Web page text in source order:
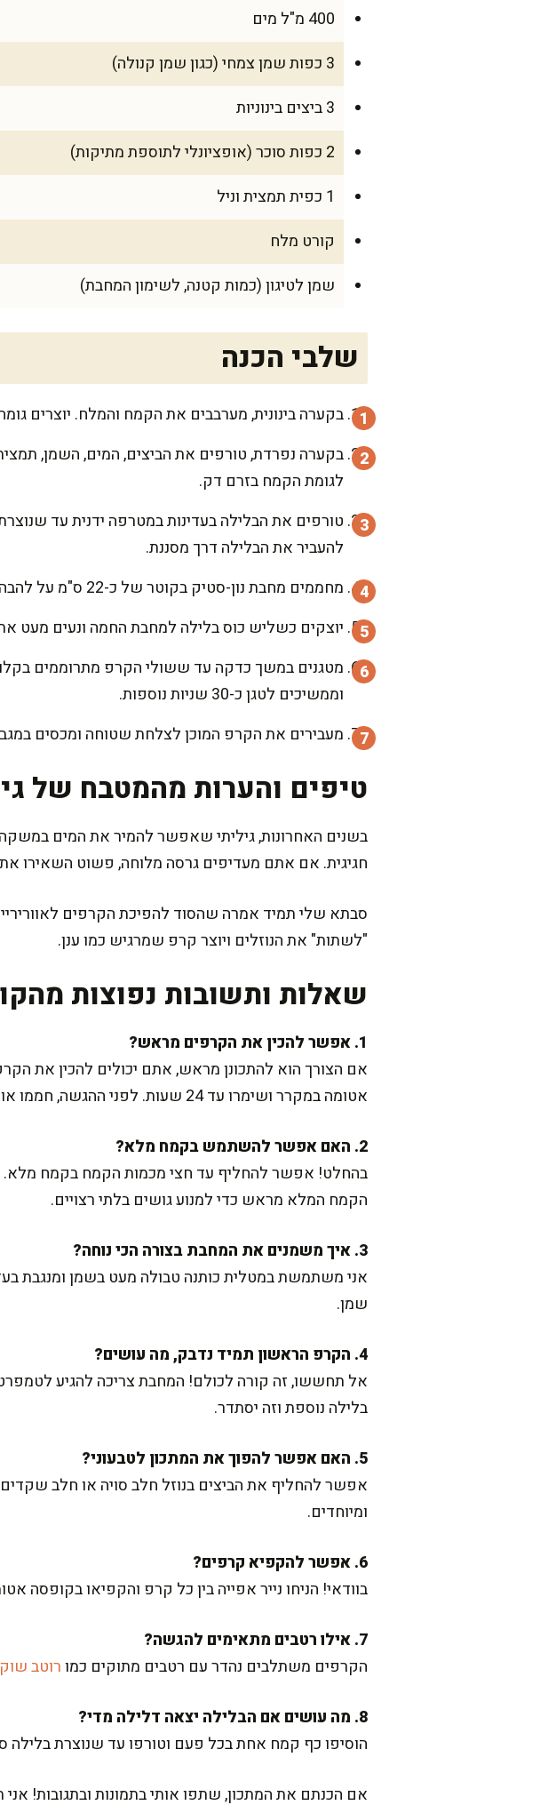
400 מ"ל מים
3 כפות שמן צמחי (כגון שמן קנולה)
3 ביצים בינוניות
2 כפות סוכר (אופציונלי לתוספת מתיקות)
1 כפית תמצית וניל
קורט מלח
שמן לטיגון (כמות קטנה, לשימון המחבת)
שלבי הכנה
בקערה בינונית, מערבבים את הקמח והמלח. יוצרים
בקערה נפרדת, טורפים את הביצים, המים, השמן,
לגומת הקמח בזרם דק.
טורפים את הבלילה בעדינות במטרפה ידנית עד
להעביר את הבלילה דרך מסננת.
מחממים מחבת נון-סטיק בקוטר של כ-22 ס"מ על להבה בינונית. משמנים אותה במעט שמן בעזרת מברשת או מטלית כותנה.
יוצקים כשליש כוס בלילה למחבת החמה ונעים מעט
מטגנים במשך כדקה עד ששולי הקרפ מתרוממים
וממשיכים לטגן כ-30 שניות נוספות.
מעבירים את הקרפ המוכן לצלחת שטוחה ומכסים
טיפים והערות מהמטבח של
בשנים האחרונות, גיליתי שאפשר להמיר את המים
חגיגית. אם אתם מעדיפים גרסה מלוחה, פשוט השאירו את
"לשתות" את הנוזלים ויוצר קרפ שמרגיש כמו ענן.
שאלות ותשובות נפוצות
1. אפשר להכין את הקרפים מראש?
אם הצורך הוא להתכונן מראש, אתם יכולים להכין את
אטומה במקרר ושימרו עד 24 שעות. לפני ההגשה, חממו אותם במחבת חמה על להבה נמוכה.
2. האם אפשר להשתמש בקמח מלא?
בהחלט! אפשר להחליף עד חצי מכמות הקמח בקמח מלא.
הקמח המלא מראש כדי למנוע גושים בלתי רצויים.
3. איך משמנים את המחבת בצורה הכי נוחה?
אני משתמשת במטלית כותנה טבולה מעט בשמן ומנגבת
שמן.
4. הקרפ הראשון תמיד נדבק, מה עושים?
אל תחששו, זה קורה לכולם! המחבת צריכה להגיע
בלילה נוספת וזה יסתדר.
5. האם אפשר להפוך את המתכון לטבעוני?
אפשר להחליף את הביצים בנוזל חלב סויה או חלב
ומיוחדים.
6. אפשר להקפיא קרפים?
בוודאי! הניחו נייר אפייה בין כל קרפ והקפיאו
7. אילו רטבים מתאימים להגשה?
הקרפים משתלבים נהדר עם רטבים מתוקים כמורוטב
8. מה עושים אם הבלילה יצאה דלילה מדי?
הוסיפו כף קמח אחת בכל פעם וטורפו עד שנוצרת בלילה
אם הכנתם את המתכון, שתפו אותי בתמונות ובתגובות!